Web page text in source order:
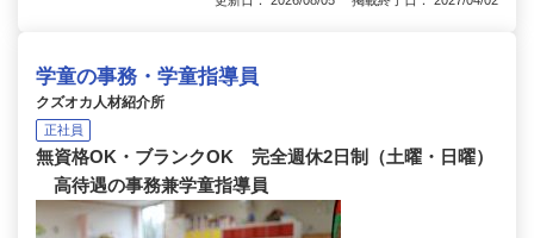
学童の事務・学童指導員
クズオカ人材紹介所
正社員
無資格OK・ブランクOK 完全週休2日制（土曜・日曜）
高待遇の事務兼学童指導員